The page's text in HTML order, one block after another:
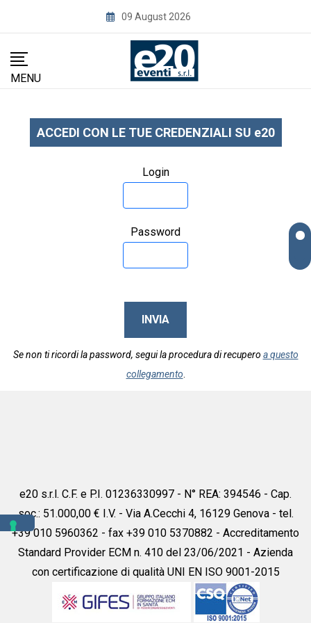
09 August 2026
MENU
ACCEDI CON LE TUE CREDENZIALI SU e20
Login
Password
INVIA
Se non ti ricordi la password, segui la procedura di recupero a questo
collegamento
e20 s.r.l. C.F. e P.I. 01236330997 - N° REA: 394546 - Cap.
soc.: 51.000,00 € I.V. - Via A.Cecchi 4, 16129 Genova - tel.
+39 010 5960362 - fax +39 010 5370882 - Accreditamento
Standard Provider ECM n. 410 del 23/06/2021 - Azienda
con certificazione di qualità UNI EN ISO 9001-2015